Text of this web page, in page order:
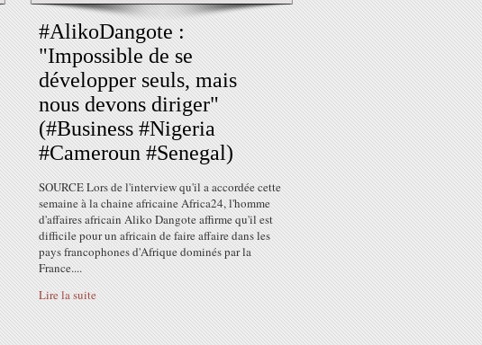
#AlikoDangote :
"Impossible de se
développer seuls, mais
nous devons diriger"
(#Business #Nigeria
#Cameroun #Senegal)
SOURCE Lors de l'interview qu'il a accordée cette
semaine à la chaine africaine Africa24, l'homme
d'affaires africain Aliko Dangote affirme qu'il est
difficile pour un africain de faire affaire dans les
pays francophones d'Afrique dominés par la
France....
Lire la suite